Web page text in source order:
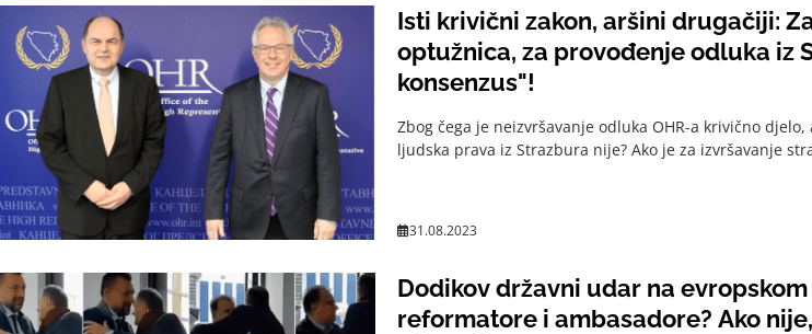
Isti krivični zakon, aršini drugačiji:
optužnica, za provođenje odluka iz
konsenzus"!
Zbog čega je neizvršavanje odluka OHR-a krivično
ljudska prava iz Strazbura nije? Ako je za izvršavanje
31.08.2023
Dodikov državni udar na
reformatore i ambasadore? Ako